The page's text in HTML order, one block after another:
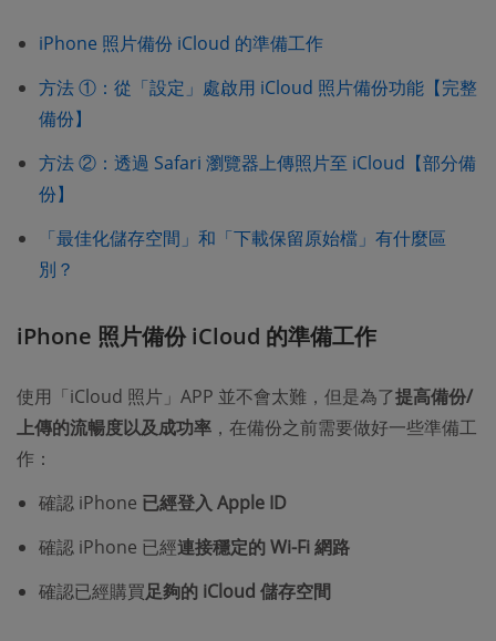
iPhone 照片備份 iCloud 的準備工作
方法 ①：從「設定」處啟用 iCloud 照片備份功能【完整
備份】
方法 ②：透過 Safari 瀏覽器上傳照片至 iCloud【部分備
份】
「最佳化儲存空間」和「下載保留原始檔」有什麼區
別？
iPhone 照片備份 iCloud 的準備工作
使用「iCloud 照片」APP 並不會太難，但是為了提高備份/
上傳的流暢度以及成功率 ，在備份之前需要做好一些準備工
作：
確認 iPhone 已經登入 Apple ID
確認 iPhone 已經連接穩定的 Wi-Fi 網路
確認已經購買足夠的 iCloud 儲存空間